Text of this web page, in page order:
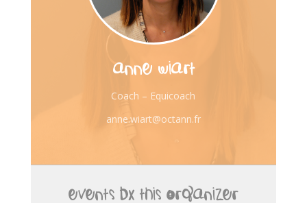
ANNE WIART
Coach – Equicoach
anne.wiart@octann.fr
EVENTS BY THIS ORGANIZER